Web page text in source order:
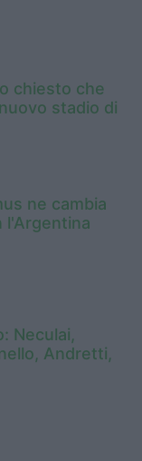
chiesto che
stadio di
ne cambia
l'Argentina
Neculai,
Andretti,